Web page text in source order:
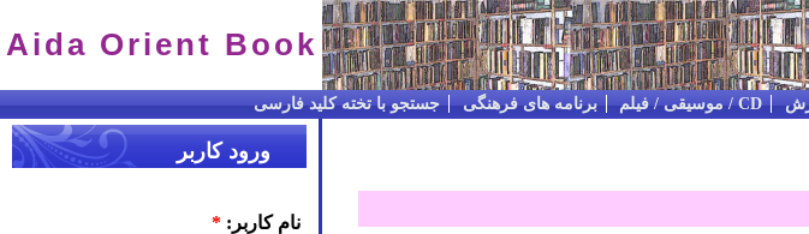
Aida Orient Book
CD / موسیقی / فیلم برنامه های فرهنگی جستجو با تخته کلید فارسی
ورود کاربر
نام کاربر: *